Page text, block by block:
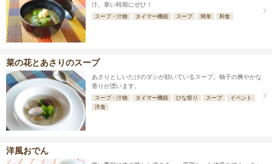
汁。寒い時期にぜひ！
スープ・汁物 タイマー機能 スープ 簡単 和食
菜の花とあさりのスープ
あさりとしいたけのダシが効いているスープ。柚子の爽やかな
香りが漂います。
スープ・汁物 タイマー機能 ひな祭り スープ
イベント
洋食
洋風おでん